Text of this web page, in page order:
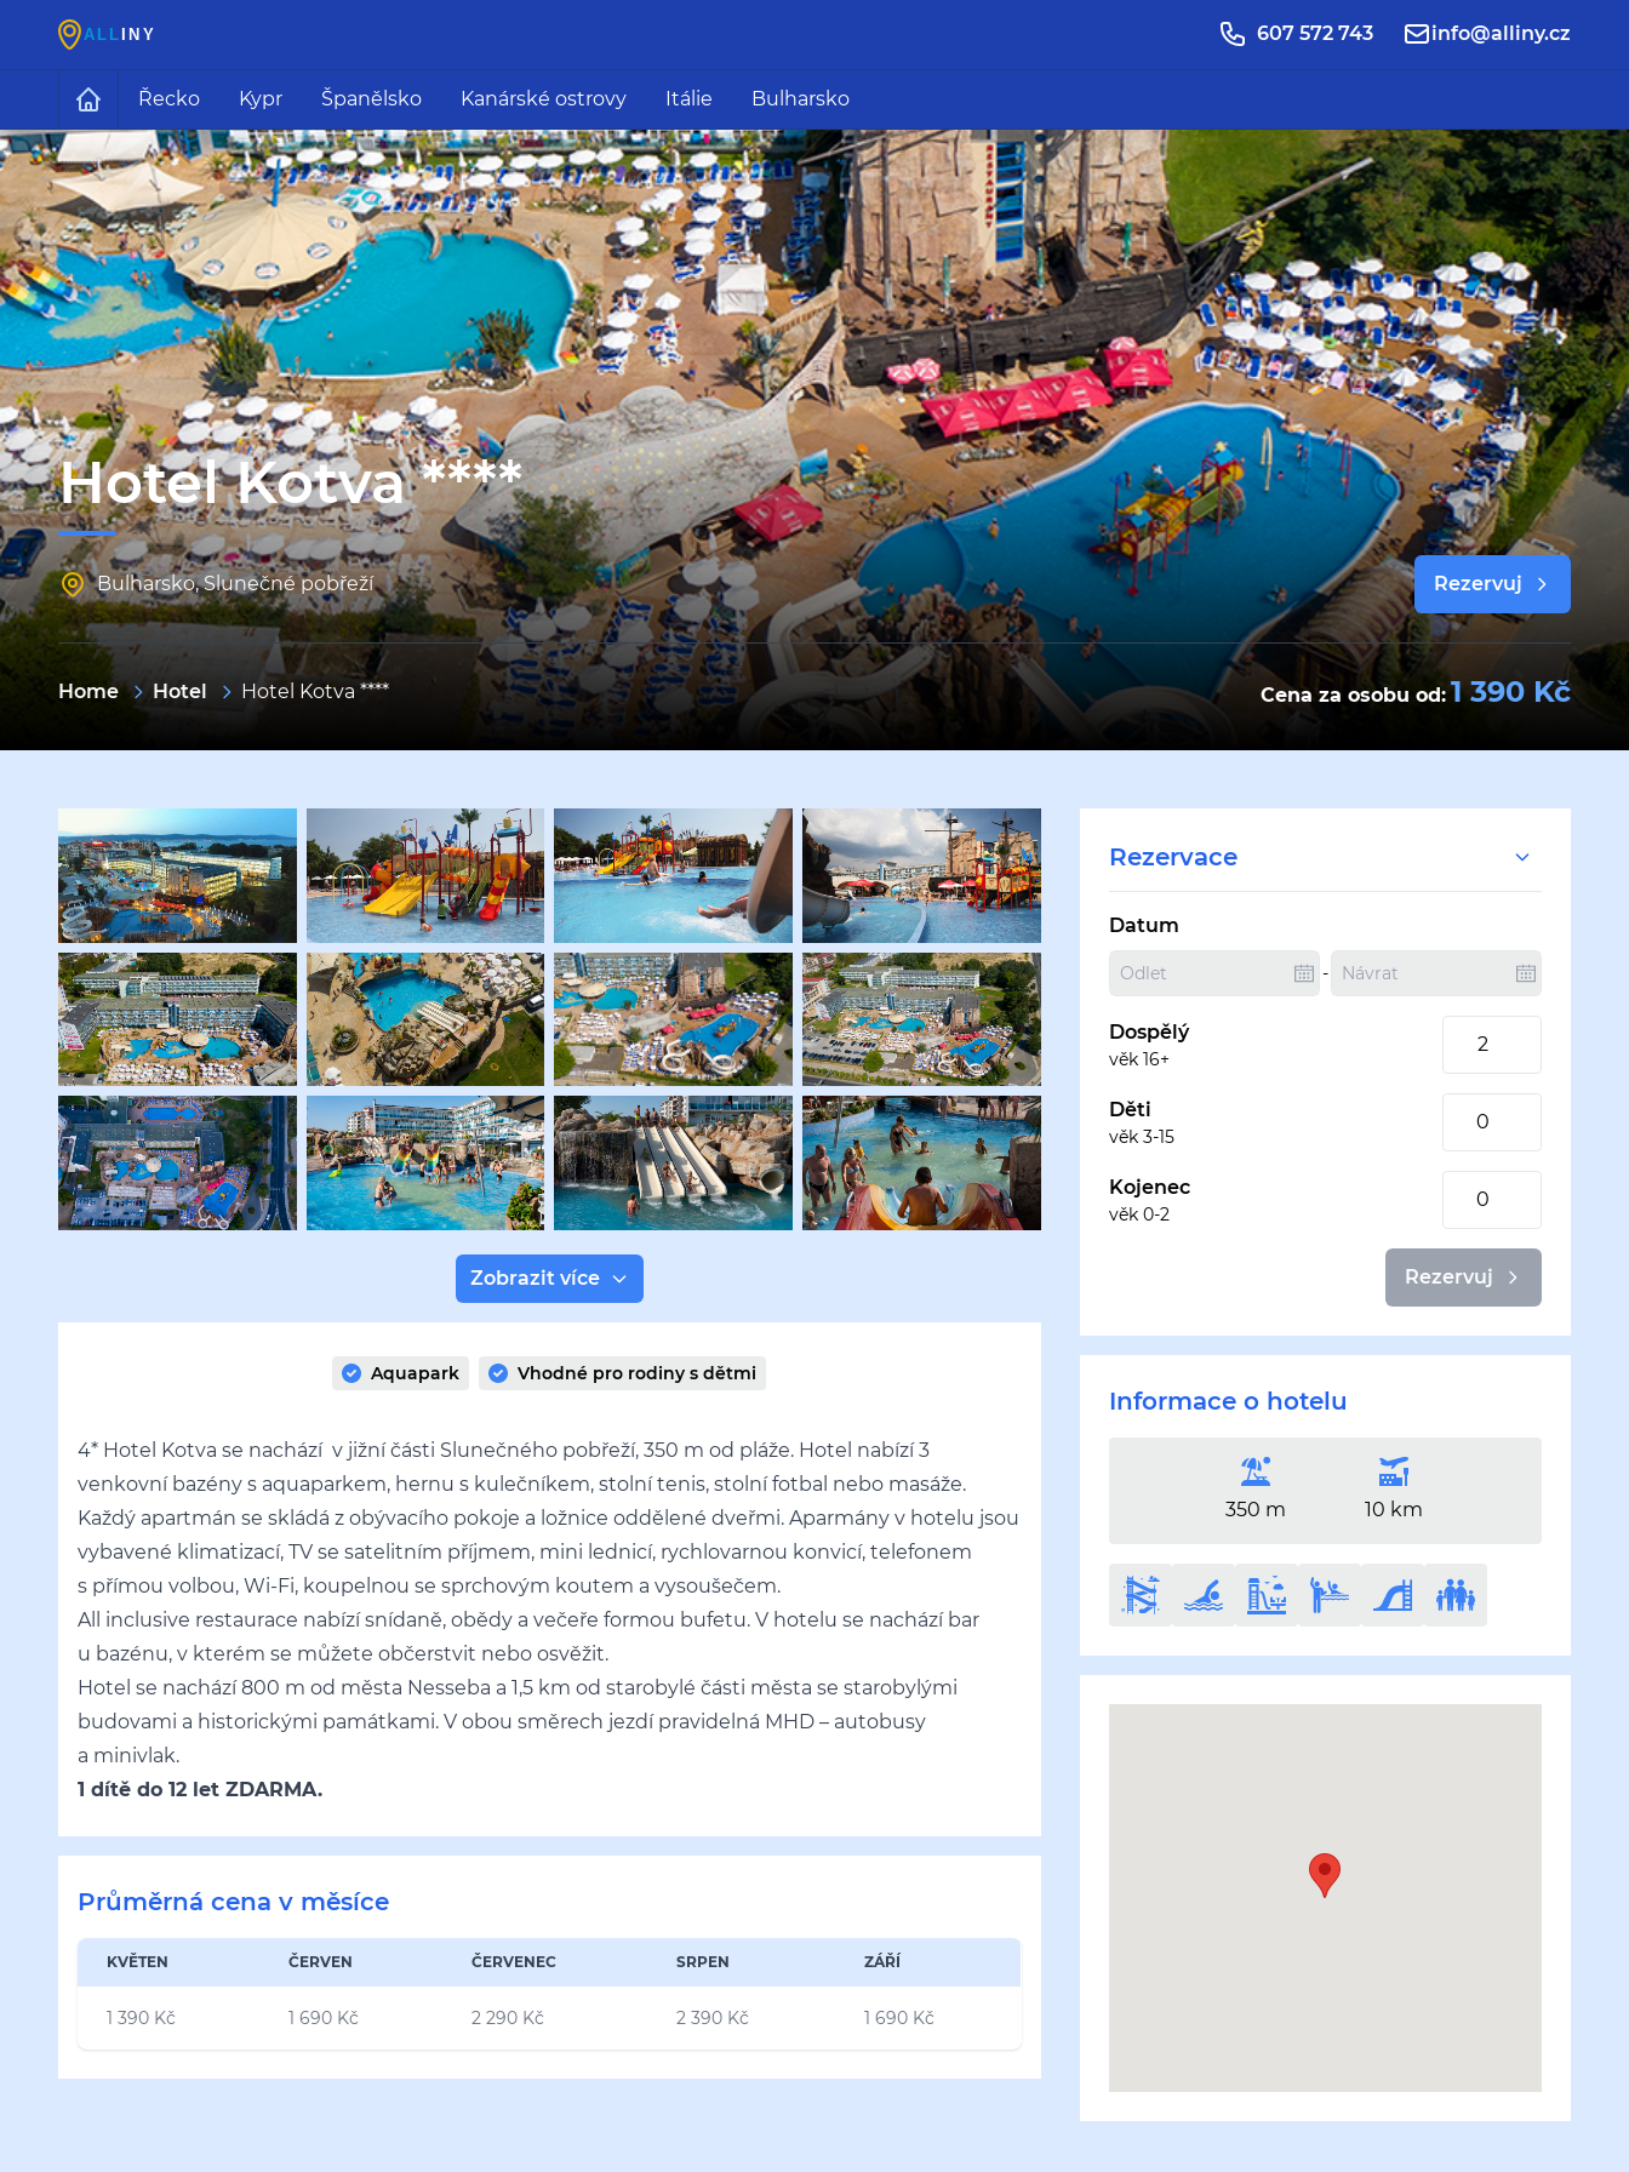
607 572 743 info@alliny.cz
Řecko Kypr Španělsko Kanárské ostrovy Itálie Bulharsko
Hotel Kotva ****
Bulharsko,Slunečné pobřeží Rezervuj
Home Hotel Hotel Kotva **** Cena za osobu od: 1 390 Kč
Zobrazit více
Aquapark Vhodné pro rodiny s dětmi
4* Hotel Kotva se nachází v jižní části Slunečného pobřeží, 350 m od pláže. Hotel nabízí 3
venkovní bazény s aquaparkem, hernu s kulečníkem, stolní tenis, stolní fotbal nebo masáže.
Každý apartmán se skládá z obývacího pokoje a ložnice oddělené dveřmi. Aparmány v hotelu jsou
vybavené klimatizací, TV se satelitním příjmem, mini lednicí, rychlovarnou konvicí, telefonem
s přímou volbou, Wi-Fi, koupelnou se sprchovým koutem a vysoušečem.
All inclusive restaurace nabízí snídaně, obědy a večeře formou bufetu. V hotelu se nachází bar
u bazénu, v kterém se můžete občerstvit nebo osvěžit.
Hotel se nachází 800 m od města Nesseba a 1,5 km od starobylé části města se starobylými
budovami a historickými památkami. V obou směrech jezdí pravidelná MHD – autobusy
a minivlak.
1 dítě do 12 let ZDARMA.
Průměrná cena v měsíce
KVĚTEN ČERVEN ČERVENEC SRPEN ZÁŘÍ
1 390 Kč 1 690 Kč 2 290 Kč 2 390 Kč 1 690 Kč
Rezervace
Datum
-
Dospělý
věk 16+
Děti
věk 3-15
Kojenec
věk 0-2
Rezervuj
Informace o hotelu
350 m 10 km